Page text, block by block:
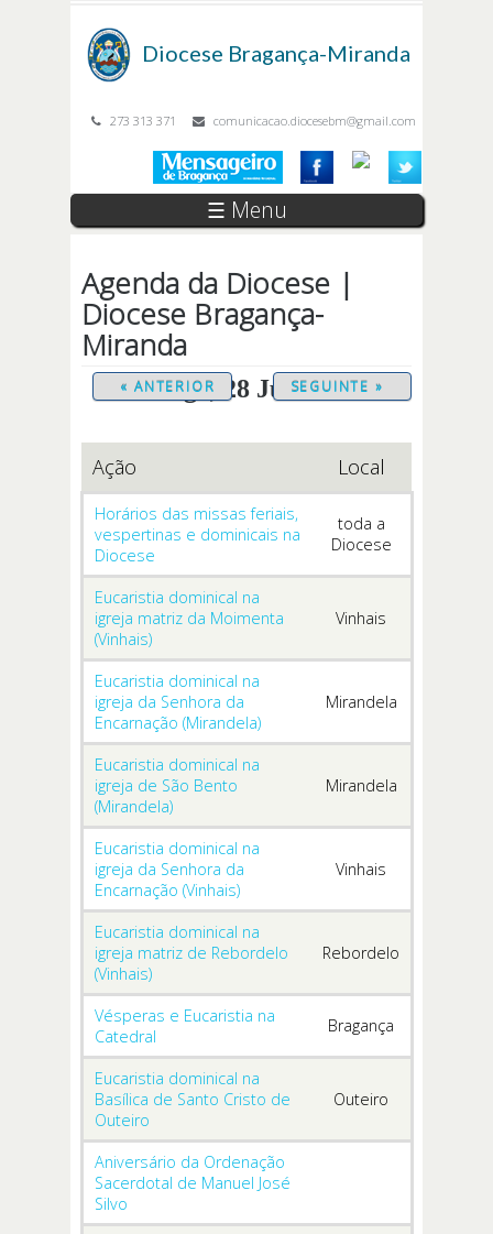
Diocese Bragança-Miranda
273 313 371 comunicacao.diocesebm@gmail.com
☰ Menu
Agenda da Diocese |
Diocese Bragança-
Miranda
Domingo, 28 Junho 2026
« ANTERIOR SEGUINTE »
Ação Local
Horários das missas feriais,
vespertinas e dominicais na
Diocese
toda a
Diocese
Eucaristia dominical na
igreja matriz da Moimenta
(Vinhais)
Vinhais
Eucaristia dominical na
igreja da Senhora da
Encarnação (Mirandela)
Mirandela
Eucaristia dominical na
igreja de São Bento
(Mirandela)
Mirandela
Eucaristia dominical na
igreja da Senhora da
Encarnação (Vinhais)
Vinhais
Eucaristia dominical na
igreja matriz de Rebordelo
(Vinhais)
Rebordelo
Vésperas e Eucaristia na
Catedral
Bragança
Eucaristia dominical na
Basílica de Santo Cristo de
Outeiro
Outeiro
Aniversário da Ordenação
Sacerdotal de Manuel José
Silvo